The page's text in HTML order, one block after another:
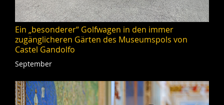
Ein „besonderer“ Golfwagen in den immer
zugänglicheren Gärten des Museumspols von
Castel Gandolfo
September